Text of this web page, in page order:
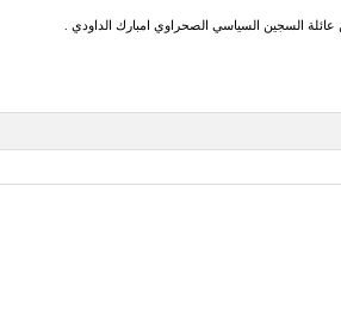
السجين السياسي الصحراوي امبارك الداودي .